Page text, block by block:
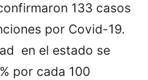
133 casos
por Covid-19.
en el estado se
por cada 100